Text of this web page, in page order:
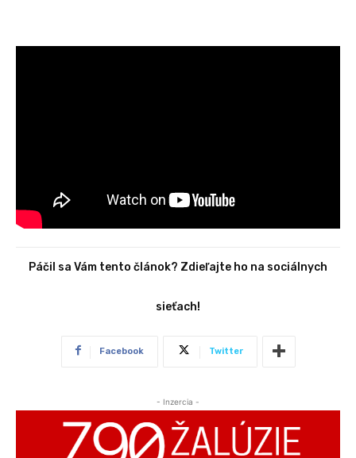
Páčil sa Vám tento článok? Zdieľajte ho na sociálnych
sieťach!
Facebook Twitter
- Inzercia -